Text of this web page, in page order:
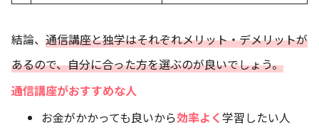
結論、 通信講座と独学はそれぞれメリット・デメリットが
あるので、自分に合った方を選ぶのが良いでしょう。
通信講座がおすすめな人
お金がかかっても良いから効率よく学習したい人